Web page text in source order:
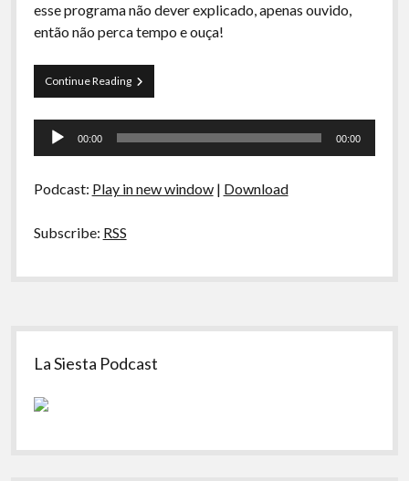
esse programa não dever explicado, apenas ouvido,
então não perca tempo e ouça!
Continue ReadingCurva
de
–
Quem
Tocador
00:00 00:00
Podcast: Play in new window| Download
Subscribe: RSS
Sidebar
La Siesta Podcast